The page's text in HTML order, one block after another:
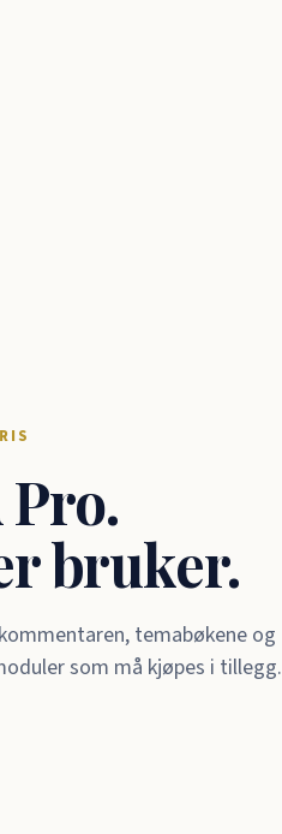
Pro.
bruker.
temabøkene og
som må kjøpes i tillegg.